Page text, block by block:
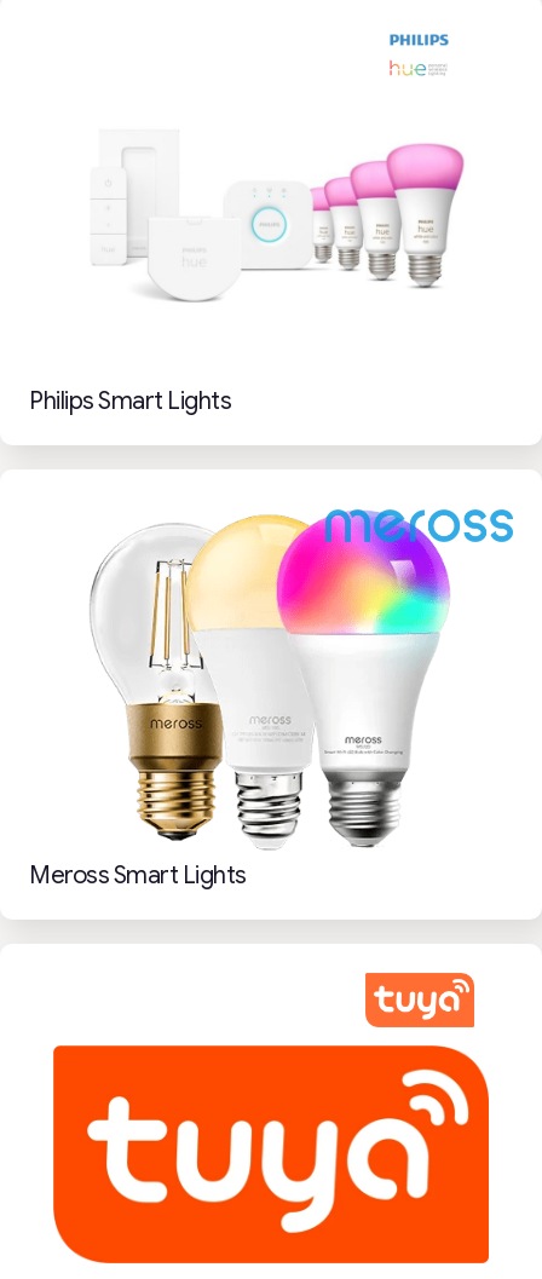
Philips Smart Lights
Meross Smart Lights